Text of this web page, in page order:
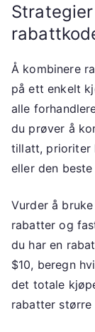
Å kombinere
på ett enkelt
alle
du prøver å
tillatt, prioriter
eller den
Vurder å
rabatter og
du har en
$10, beregn
det totale
rabatter